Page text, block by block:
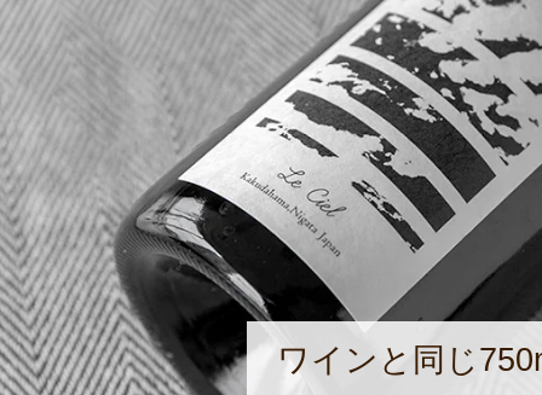
ワインと同じ